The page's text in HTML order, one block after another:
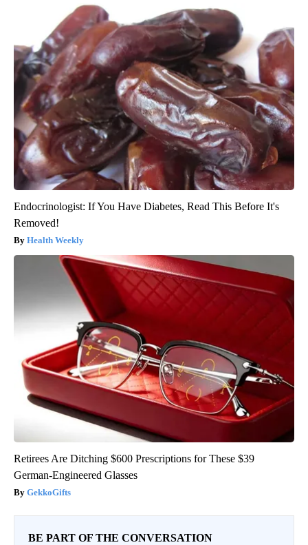
Endocrinologist: If You Have Diabetes, Read This Before It's
Removed!
Health Weekly
Retirees Are Ditching $600 Prescriptions for These $39
German-Engineered Glasses
GekkoGifts
BE PART OF THE CONVERSATION